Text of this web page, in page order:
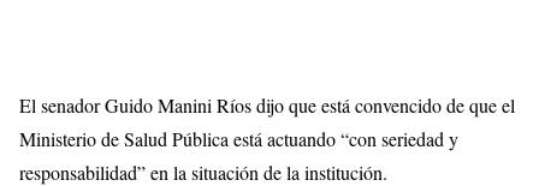
El senador Guido Manini Ríos dijo que está convencido de que el
Ministerio de Salud Pública está actuando “con seriedad y
responsabilidad” en la situación de la institución.